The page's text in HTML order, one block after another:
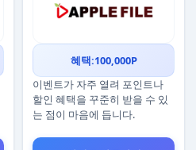
혜택:100,000P
이벤트가 자주 열려 포인트나
할인 혜택을 꾸준히 받을 수 있
는 점이 마음에 듭니다.